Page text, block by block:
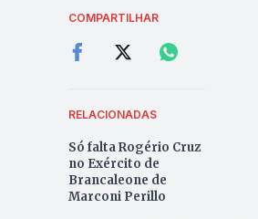
COMPARTILHAR
RELACIONADAS
Só falta Rogério Cruz
no Exército de
Brancaleone de
Marconi Perillo